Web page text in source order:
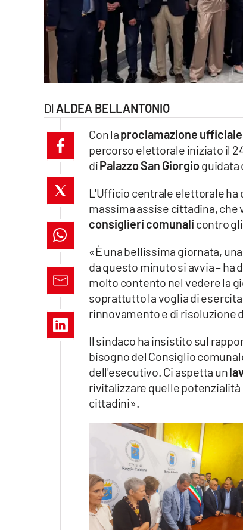
lacitymag.it
catanzarochannel.it
lacapitalenews.it
Vai
ALDEA BELLANTONIO
Con laproclamazione
percorso elettorale iniziato il
diPalazzo San Giorgioguidata
L'Ufficio centrale elettorale
massima assise cittadina, che
consiglieri comunali contro
«È una bellissima giornata,
da questo minuto si avvia – ha
molto contento nel vedere la
soprattutto la voglia di
rinnovamento e di risoluzione
Il sindaco ha insistito sul
bisogno del Consiglio
dell'esecutivo. Ci aspetta un
rivitalizzare quelle
cittadini».